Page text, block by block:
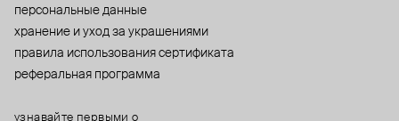
персональные данные
хранение и уход за украшениями
правила использования сертификата
реферальная программа
узнавайте первыми о